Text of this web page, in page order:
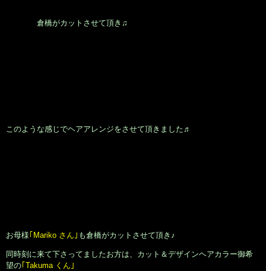
倉橋がカットさせて頂き♫
このような感じでヘアアレンジをさせて頂きました♬
お母様｢Mariko さん｣ も倉橋がカットさせて頂き♪
同時刻に来て下さってましたお方は、カット＆デザインヘアカラー御希
望の｢Takuma くん｣